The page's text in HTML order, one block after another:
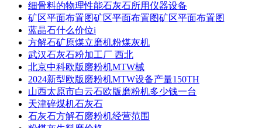
细骨料的物理性能石灰石所用仪器设备
矿区平面布置图矿区平面布置图矿区平面布置图
蓝晶石什么价位i
方解石矿原煤立磨机粉煤灰机
武汉石灰石粉加工厂 西北
北京中科欧版磨粉机MTW械
2024新型欧版磨粉机MTW设备产量150TH
山西太原市白云石欧版磨粉机多少钱一台
天津碎煤机石灰石
石灰石方解石磨粉机经营范围